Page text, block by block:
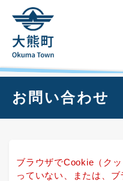
頭
メニュー
お問い合わせ
ブラウザでCookie（ク
っていない、または、ブ